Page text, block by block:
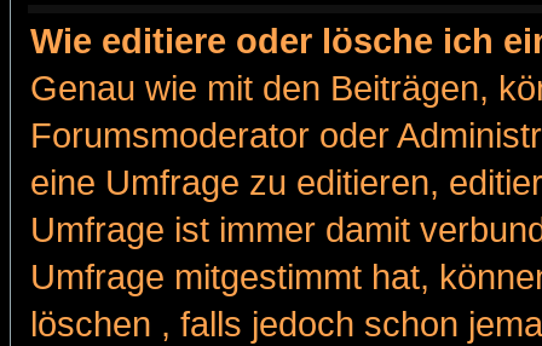
Wie editiere oder lösche ich
Genau wie mit den Beiträgen,
Forumsmoderator oder
eine Umfrage zu editieren,
Umfrage ist immer damit
Umfrage mitgestimmt hat,
löschen , falls jedoch schon